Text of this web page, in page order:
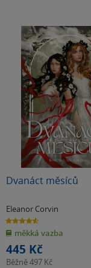
Dvanáct měsíců
Eleanor Corvin
4.6
z
5
hvězdiček
měkká vazba
445 Kč
Běžně497 Kč